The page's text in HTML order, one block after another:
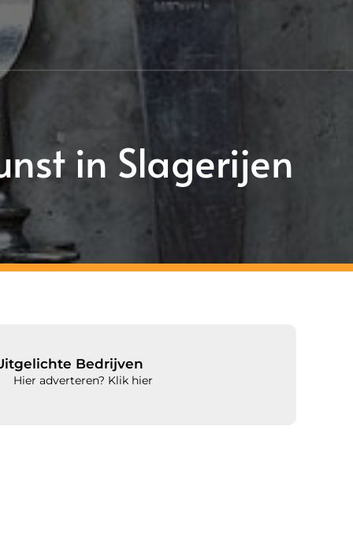
in Slagerijen
Bedrijven
Hier adverteren? Klik hier